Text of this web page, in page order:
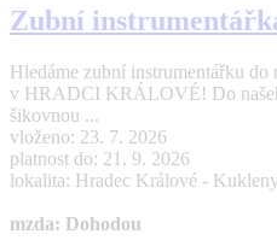
Zubní
Hledáme zubní instrumentářku do
v HRADCI KRÁLOVÉ! Do
šikovnou ...
vloženo: 23. 7. 2026
platnost do: 21. 9. 2026
lokalita: Hradec Králové -
mzda: Dohodou